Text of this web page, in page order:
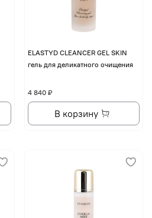
ELASTYD CLEANCER GEL SKIN
гель для деликатного очищения
4 840 ₽
В корзину